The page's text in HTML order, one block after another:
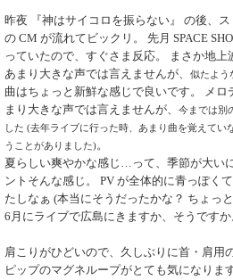
昨夜 『神はサイコロを振らない』 の後、
の CM が流れてビックリ。 先月 SPACE
っていたので、すぐさま反応。 まさか地上
あまり大きな声では言えませんが、
似たよう
曲はちょっと新鮮な感じで良いです。 メ
まり大きな声では言えませんが、
今までは別
した (去年ライブに行った時、あまり曲を覚えてい
うことがありました)。
夏らしい爽やかな感じ…って、季節が大い
ントそんな感じ。 PV が全体的に青っぽく
たしなぁ (本当にそうだったかな？ ちょっ
6月にライブで広島にきますか、そうですか
肩こりがひどいので、久しぶりに首・肩用
ピップのマグネループがとても気になりま